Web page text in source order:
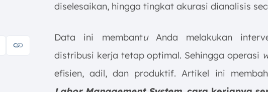
diselesaikan, hingga tingkat akurasi dianalisis
Data ini membantuAnda melakukan
distribusi kerja tetap optimal. Sehingga operasi
efisien, adil, dan produktif. Artikel ini